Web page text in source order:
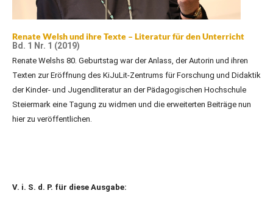
Renate Welsh und ihre Texte – Literatur für den Unterricht
Bd. 1 Nr. 1 (2019)
Renate Welshs 80. Geburtstag war der Anlass, der Autorin und ihren
Texten zur Eröffnung des KiJuLit-Zentrums für Forschung und Didaktik
der Kinder- und Jugendliteratur an der Pädagogischen Hochschule
Steiermark eine Tagung zu widmen und die erweiterten Beiträge nun
hier zu veröffentlichen.
V. i. S. d. P. für diese Ausgabe: